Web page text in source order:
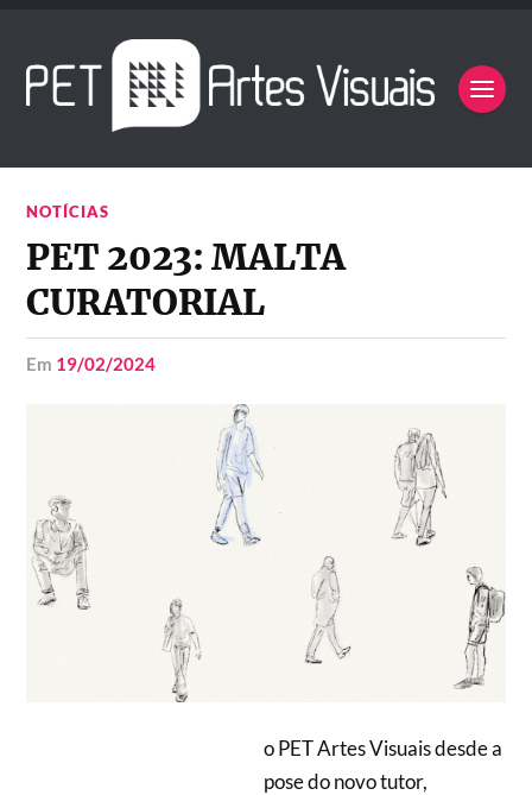
NOTÍCIAS
PET 2023: MALTA
CURATORIAL
em 19/02/2024
o PET Artes Visuais desde a
pose do novo tutor,